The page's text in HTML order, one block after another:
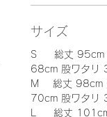
サイズ
S 総丈 95cm
68cm 股ワタリ
M 総丈 98cm
70cm 股ワタリ
L 総丈 101cm